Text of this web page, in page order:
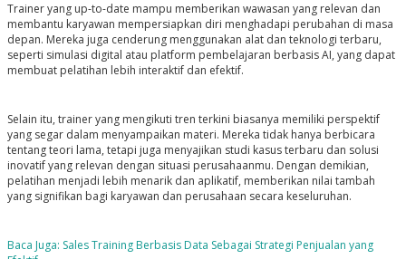
Trainer yang up-to-date mampu memberikan wawasan yang relevan dan
membantu karyawan mempersiapkan diri menghadapi perubahan di masa
depan. Mereka juga cenderung menggunakan alat dan teknologi terbaru,
seperti simulasi digital atau platform pembelajaran berbasis AI, yang dapat
membuat pelatihan lebih interaktif dan efektif.
Selain itu, trainer yang mengikuti tren terkini biasanya memiliki perspektif
yang segar dalam menyampaikan materi. Mereka tidak hanya berbicara
tentang teori lama, tetapi juga menyajikan studi kasus terbaru dan solusi
inovatif yang relevan dengan situasi perusahaanmu. Dengan demikian,
pelatihan menjadi lebih menarik dan aplikatif, memberikan nilai tambah
yang signifikan bagi karyawan dan perusahaan secara keseluruhan.
Baca Juga: Sales Training Berbasis Data Sebagai Strategi Penjualan yang